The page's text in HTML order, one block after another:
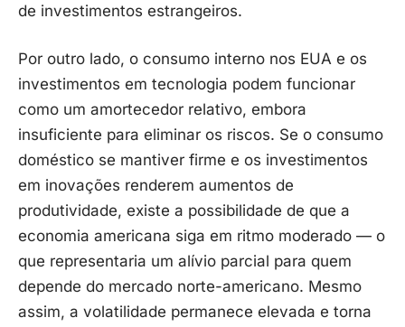
de investimentos estrangeiros.
Por outro lado, o consumo interno nos EUA e os
investimentos em tecnologia podem funcionar
como um amortecedor relativo, embora
insuficiente para eliminar os riscos. Se o consumo
doméstico se mantiver firme e os investimentos
em inovações renderem aumentos de
produtividade, existe a possibilidade de que a
economia americana siga em ritmo moderado — o
que representaria um alívio parcial para quem
depende do mercado norte-americano. Mesmo
assim, a volatilidade permanece elevada e torna